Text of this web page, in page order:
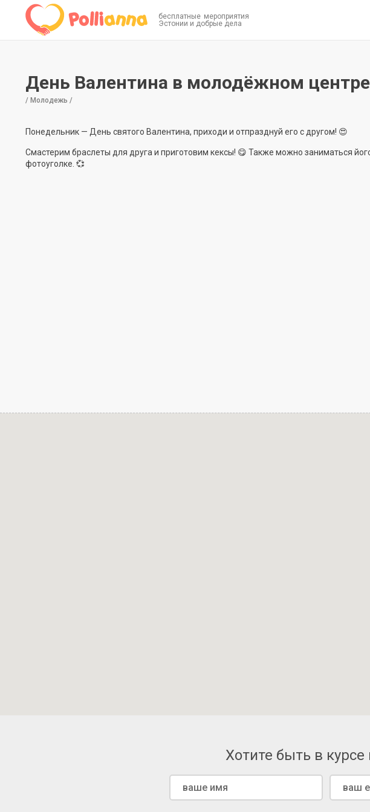
бесплатные мероприятия
Эстонии и добрые дела
День Валентина в молодёжном
/ Молодежь /
Понедельник — День святого Валентина, приходи и отпразднуй его с другом! 😍
Смастерим браслеты для друга и приготовим кексы! 😋 Также можно заниматься
фотоуголке. 💞
Хотите быть в